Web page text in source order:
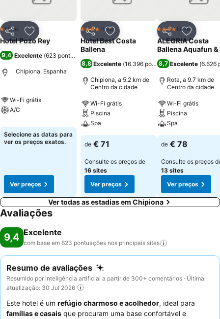
PartilharAdicionar aos favoritos
1 Estrelas
Hotel
Hotel Pozo Rey
9,4 Excelente (623 pontuações
Chipiona, Espanha
Wi-Fi grátis
A/C
Selecione as datas para
ver os preços exatos.
Ver preços
PartilharAdicionar aos favoritos
4 EstrelasHotel
Hotel Best Costa
Ballena
8,8 Excelente (16.396 pontuações)
Chipiona, a 5.2 km de
Centro da cidade
Wi-Fi grátis
Piscina
Spa
de € 71
Consulte os preços de
16 sites
Ver preços
Partilhar
4 EstrelasHotel
ALEGRIA Costa
Ballena Aquafun &
8,7 Excelente (6.626
Rota, a 9.7 km de
Centro da cidade
Wi-Fi grátis
Piscina
Spa
de € 78
Consulte os preços
13 sites
Ver preços
Ver todas as estadias em Chipiona
Avaliações
9,4 Excelente
com base em 623 pontuações nos principais sites
Resumo de avaliações
Resumido por inteligência artificial a partir de 300+ comentários · Última
atualização: 30 Jul 2026
Este hotel é um refúgio charmoso e acolhedor, ideal para
famílias e casais que procuram uma base confortável e